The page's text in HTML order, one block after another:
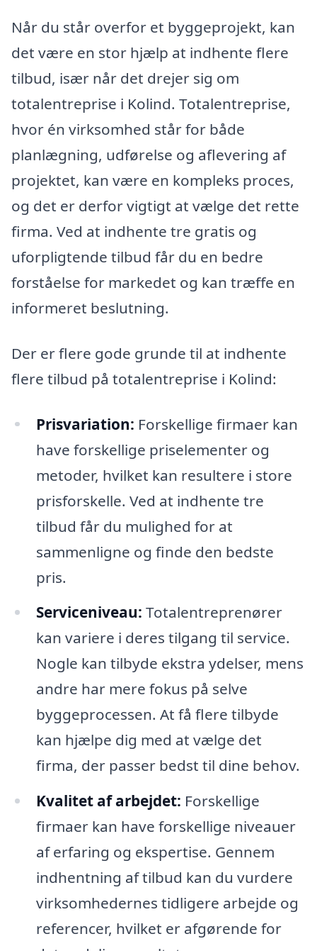
Når du står overfor et byggeprojekt, kan
det være en stor hjælp at indhente flere
tilbud, især når det drejer sig om
totalentreprise i Kolind. Totalentreprise,
hvor én virksomhed står for både
planlægning, udførelse og aflevering af
projektet, kan være en kompleks proces,
og det er derfor vigtigt at vælge det rette
firma. Ved at indhente tre gratis og
uforpligtende tilbud får du en bedre
forståelse for markedet og kan træffe en
informeret beslutning.
Der er flere gode grunde til at indhente
flere tilbud på totalentreprise i Kolind:
Prisvariation: Forskellige firmaer kan
have forskellige priselementer og
metoder, hvilket kan resultere i store
prisforskelle. Ved at indhente tre
tilbud får du mulighed for at
sammenligne og finde den bedste
pris.
Serviceniveau: Totalentreprenører
kan variere i deres tilgang til service.
Nogle kan tilbyde ekstra ydelser, mens
andre har mere fokus på selve
byggeprocessen. At få flere tilbyde
kan hjælpe dig med at vælge det
firma, der passer bedst til dine behov.
Kvalitet af arbejdet: Forskellige
firmaer kan have forskellige niveauer
af erfaring og ekspertise. Gennem
indhentning af tilbud kan du vurdere
virksomhedernes tidligere arbejde og
referencer, hvilket er afgørende for